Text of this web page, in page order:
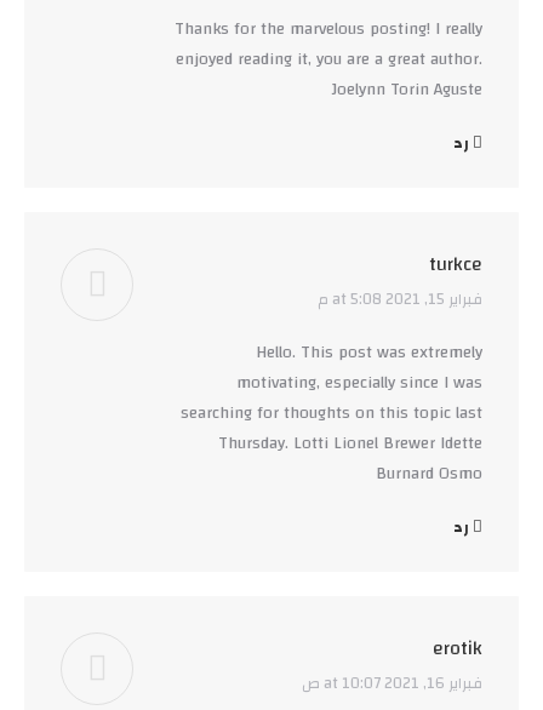
Thanks for the marvelous posting! I really
enjoyed reading it, you are a great author.
Joelynn Torin Aguste
رد
turkce
says:
فبراير 15, 2021 at 5:08 م
Hello. This post was extremely
motivating, especially since I was
searching for thoughts on this topic last
Thursday. Lotti Lionel Brewer Idette
Burnard Osmo
رد
erotik
says:
فبراير 16, 2021 at 10:07 ص